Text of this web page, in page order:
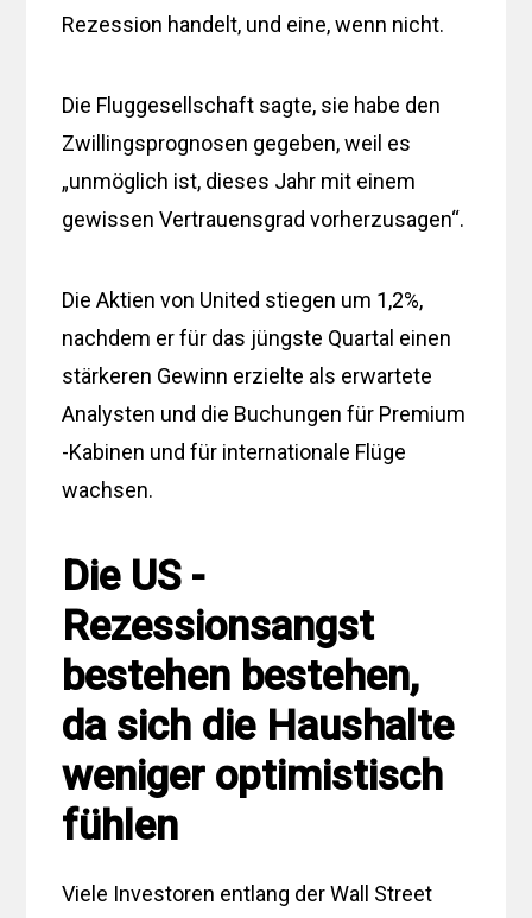
Rezession handelt, und eine, wenn nicht.
Die Fluggesellschaft sagte, sie habe den
Zwillingsprognosen gegeben, weil es
„unmöglich ist, dieses Jahr mit einem
gewissen Vertrauensgrad vorherzusagen“.
Die Aktien von United stiegen um 1,2%,
nachdem er für das jüngste Quartal einen
stärkeren Gewinn erzielte als erwartete
Analysten und die Buchungen für Premium
-Kabinen und für internationale Flüge
wachsen.
Die US -
Rezessionsangst
bestehen bestehen,
da sich die Haushalte
weniger optimistisch
fühlen
Viele Investoren entlang der Wall Street